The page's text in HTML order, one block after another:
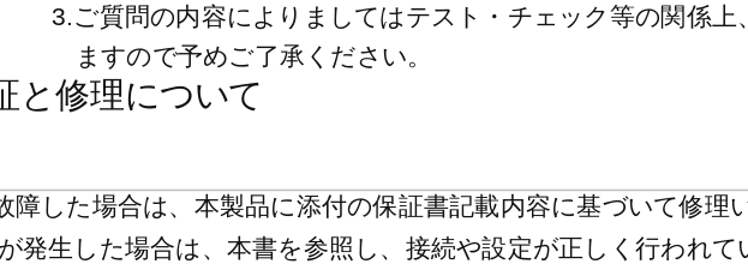
3.ご質問の内容によりましてはテスト・チェック等の関係
ますので予めご了承ください。
と修理について
障した場合は、本製品に添付の保証書記載内容に基づいて修理
発生した場合は、本書を参照し、接続や設定が正しく行われて